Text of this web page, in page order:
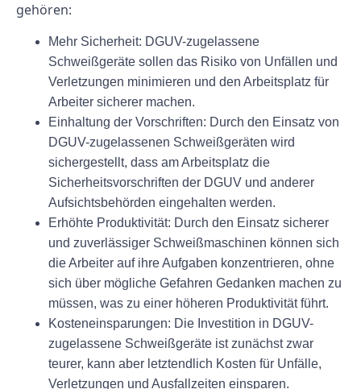
gehören:
Mehr Sicherheit: DGUV-zugelassene
Schweißgeräte sollen das Risiko von Unfällen und
Verletzungen minimieren und den Arbeitsplatz für
Arbeiter sicherer machen.
Einhaltung der Vorschriften: Durch den Einsatz von
DGUV-zugelassenen Schweißgeräten wird
sichergestellt, dass am Arbeitsplatz die
Sicherheitsvorschriften der DGUV und anderer
Aufsichtsbehörden eingehalten werden.
Erhöhte Produktivität: Durch den Einsatz sicherer
und zuverlässiger Schweißmaschinen können sich
die Arbeiter auf ihre Aufgaben konzentrieren, ohne
sich über mögliche Gefahren Gedanken machen zu
müssen, was zu einer höheren Produktivität führt.
Kosteneinsparungen: Die Investition in DGUV-
zugelassene Schweißgeräte ist zunächst zwar
teurer, kann aber letztendlich Kosten für Unfälle,
Verletzungen und Ausfallzeiten einsparen.